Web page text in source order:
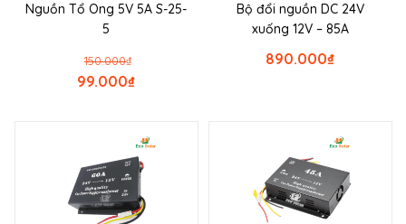
Nguồn Tổ Ong 5V 5A S-25-
5
₫
150.000
₫
99.000
Bộ đổi nguồn DC 24V
xuống 12V – 85A
₫
890.000